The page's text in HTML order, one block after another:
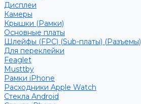
Дисплеи
Камеры
Крышки (Рамки)
Основные платы
Шлейфы (FPC) (Sub-платы) (Разъемы)
Для переклейки
Feaglet
Musttby
Рамки iPhone
Расходники Apple Watch
Стекла Android